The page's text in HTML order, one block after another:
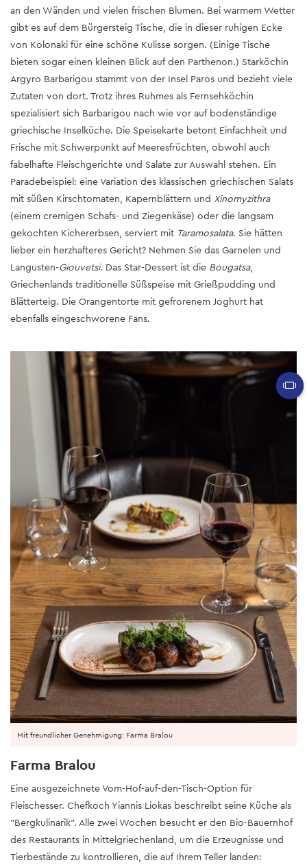
an den Wänden und vielen frischen Blumen. Bei warmem Wetter
gibt es auf dem Bürgersteig Tische, die in dieser ruhigen Ecke
von Kolonaki für eine schöne Kulisse sorgen. (Einige Tische
bieten sogar einen kleinen Blick auf den Parthenon.) Starköchin
Argyro Barbarigou stammt von der Insel Paros und bezieht viele
Zutaten von dort. Trotz ihres Ruhmes als Fernsehköchin
spezialisiert sich Barbarigou nach wie vor auf bodenständige
griechische Inselküche. Die Speisekarte betont Einfachheit und
Frische mit Schwerpunkt auf Meeresfrüchten, obwohl auch
fabelhafte Fleischgerichte und Salate zur Auswahl stehen. Ein
Paradebeispiel: eine Variation des klassischen griechischen Salats
mit süßen Kirschtomaten, Kapernblättern und Xinomyzithra
(einem cremigen Schafs- und Ziegenkäse) oder die langsam
gekochten Kichererbsen, serviert mit Taramosalata. Sie hätten
lieber ein herzhafteres Gericht? Nehmen Sie das Garnelen und
Langusten-Giouvetsi. Das Star-Dessert ist die Bougatsa,
Griechenlands traditionelle Süßspeise mit Grießpudding und
Blätterteig. Die Orangentorte mit gefrorenem Joghurt hat
ebenfalls eingeschworene Fans.
Mit freundlicher Genehmigung: Farma Bralou
Farma Bralou
Eine ausgezeichnete Vom-Hof-auf-den-Tisch-Option für
Fleischesser. Chefkoch Yiannis Liokas beschreibt seine Küche als
"Bergkulinarik". Alle zwei Wochen besucht er den Bio-Bauernhof
des Restaurants in Mittelgriechenland, um die Erzeugnisse und
Tierbestände zu kontrollieren, die auf Ihrem Teller landen: